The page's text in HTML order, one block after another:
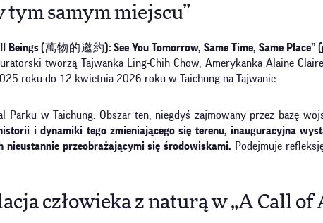
tym samym miejscu”
(萬物的邀約): See You Tomorrow, Same Time, Same Place”
tworzą Tajwanka Ling-Chih Chow, Amerykanka Alaine
roku do 12 kwietnia 2026 roku w Taichung na Tajwanie.
w Taichung. Obszar ten, niegdyś zajmowany przez bazę
i dynamiki tego zmieniającego się terenu, inauguracyjna
przeobrażającymi się środowiskami. Podejmuje
człowieka z naturą w „A Call of